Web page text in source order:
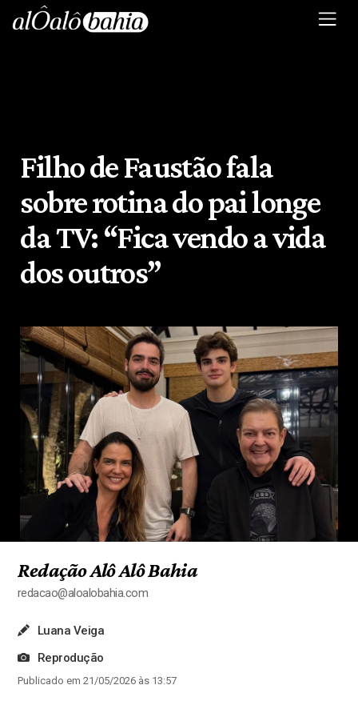
Filho de Faustão fala
sobre rotina do pai longe
da TV: “Fica vendo a vida
dos outros”
Redação Alô Alô Bahia
redacao@aloalobahia.com
Luana Veiga
Reprodução
Publicado em 21/05/2026 às 13:57